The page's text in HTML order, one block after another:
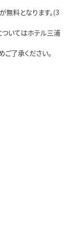
料となります。(3
いてはホテル三浦
了承ください。